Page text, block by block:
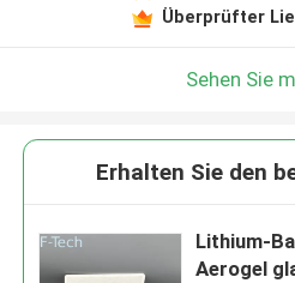
Überprüfter
Sehen Sie
Erhalten Sie den
Lithium-
Aerogel